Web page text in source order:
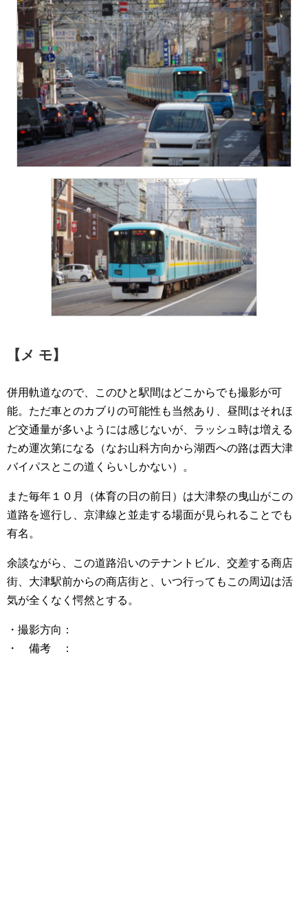
【メ モ】
併用軌道なので、このひと駅間はどこからでも撮影が可
能。ただ車とのカブりの可能性も当然あり、昼間はそれほ
ど交通量が多いようには感じないが、ラッシュ時は増える
ため運次第になる（なお山科方向から湖西への路は西大津
バイパスとこの道くらいしかない）。
また毎年１０月（体育の日の前日）は大津祭の曳山がこの
道路を巡行し、京津線と並走する場面が見られることでも
有名。
余談ながら、この道路沿いのテナントビル、交差する商店
街、大津駅前からの商店街と、いつ行ってもこの周辺は活
気が全くなく愕然とする。
・撮影方向：
・ 備考 ：